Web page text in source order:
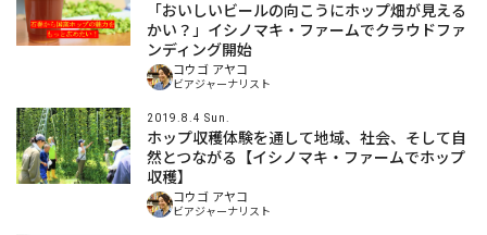
「おいしいビールの向こうにホップ畑が見える
かい？」イシノマキ・ファームでクラウドファ
ンディング開始
コウゴ アヤコ
ビアジャーナリスト
2019.8.4 Sun.
ホップ収穫体験を通して地域、社会、そして自
然とつながる【イシノマキ・ファームでホップ
収穫】
コウゴ アヤコ
ビアジャーナリスト